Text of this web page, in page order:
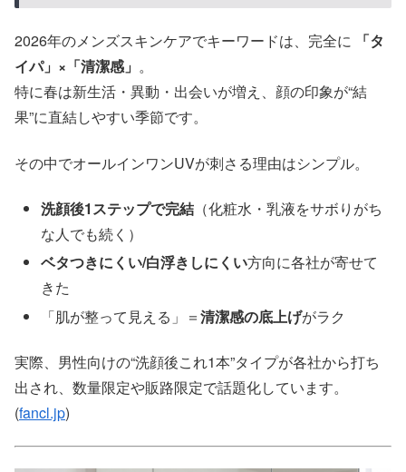
2026年のメンズスキンケアでキーワードは、完全に
「タ
イパ」×「清潔感」 。
特に春は新生活・異動・出会いが増え、顔の印象が“結
果”に直結しやすい季節です。
その中でオールインワンUVが刺さる理由はシンプル。
洗顔後1ステップで完結 （化粧水・乳液をサボりがち
な人でも続く）
ベタつきにくい/白浮きしにくい方向に各社が寄せて
きた
「肌が整って見える」＝清潔感の底上げがラク
実際、男性向けの“洗顔後これ1本”タイプが各社から打ち
出され、数量限定や販路限定で話題化しています。
(fancl.jp)